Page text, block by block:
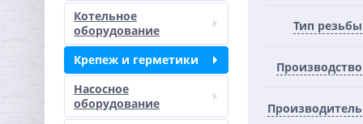
Котельное
оборудование
Крепеж и герметики
Насосное
оборудование
Тип резьбы
Производство
Производитель